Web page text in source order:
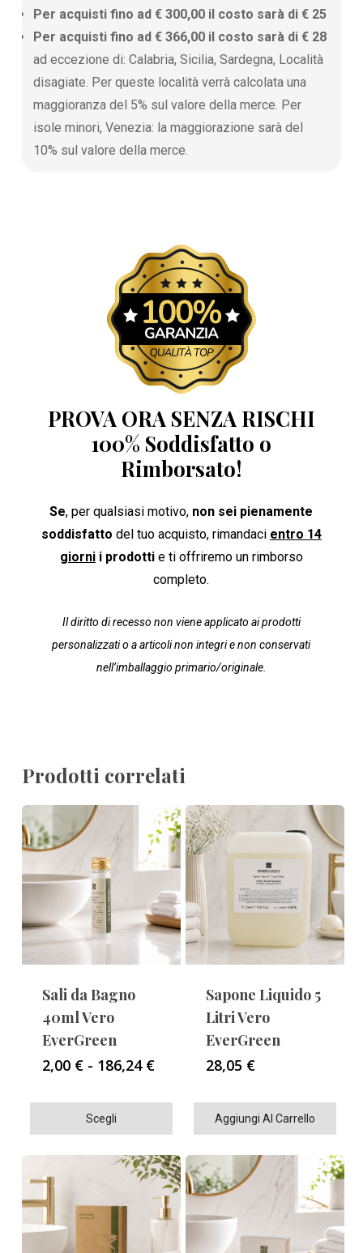
Per acquisti fino ad € 300,00 il costo sarà di € 25
Per acquisti fino ad € 366,00 il costo sarà di € 28
ad eccezione di: Calabria, Sicilia, Sardegna, Località
disagiate. Per queste località verrà calcolata una
maggioranza del 5% sul valore della merce. Per
isole minori, Venezia: la maggiorazione sarà del
10% sul valore della merce.
PROVA ORA SENZA RISCHI
100% Soddisfatto o
Rimborsato!
Se, per qualsiasi motivo, non sei pienamente
soddisfatto del tuo acquisto, rimandaci entro 14
giornii prodottie ti offriremo un rimborso
completo.
Il diritto di recesso non viene applicato ai prodotti
personalizzati o a articoli non integri e non conservati
nell’imballaggio primario/originale.
Prodotti correlati
Scegli
prodotto
ha
più
varianti.
Le
opzioni
Sali da Bagno
40ml Vero
EverGreen
2,00 € - 186,24 €Fascia
prezzo:
2,00 €
a
186,24 €
Aggiungi Al Carrello
Sapone Liquido 5
Litri Vero
EverGreen
28,05 €